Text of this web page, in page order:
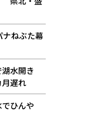
ねぶた幕
湖水開き
遅れ
ひんや